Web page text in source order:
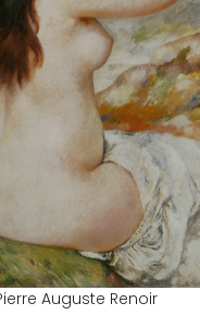
Auguste Renoir